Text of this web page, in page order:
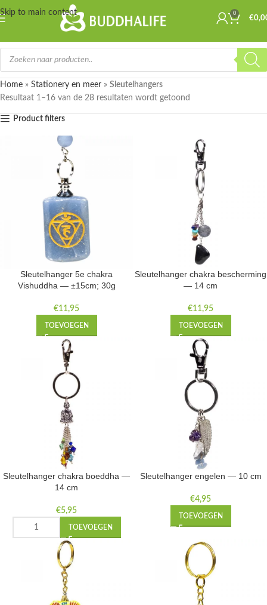
Skip to main content 0
€
Home » Stationery en meer » Sleutelhangers
Resultaat 1–16 van de 28 resultaten wordt getoond
Product filters
Sleutelhanger 5e chakra
Vishuddha — ±15cm; 30g
€11,95
TOEVOEGEN
Sleutelhanger chakra bescherming
— 14 cm
€11,95
TOEVOEGEN
Sleutelhanger chakra boeddha —
14 cm
€5,95
TOEVOEGEN
Sleutelhanger engelen — 10 cm
€4,95
TOEVOEGEN